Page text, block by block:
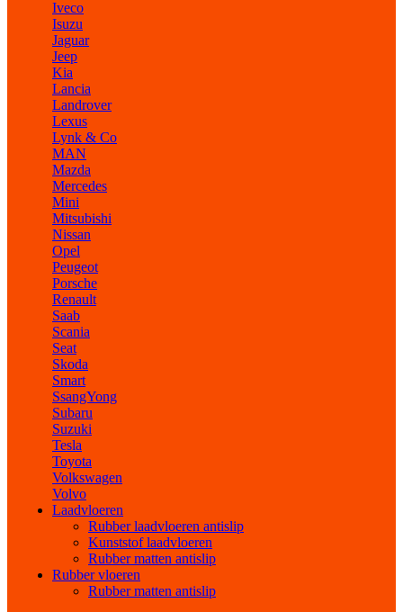
Iveco
Isuzu
Jaguar
Jeep
Kia
Lancia
Landrover
Lexus
Lynk & Co
MAN
Mazda
Mercedes
Mini
Mitsubishi
Nissan
Opel
Peugeot
Porsche
Renault
Saab
Scania
Seat
Skoda
Smart
SsangYong
Subaru
Suzuki
Tesla
Toyota
Volkswagen
Volvo
Laadvloeren
Rubber laadvloeren antislip
Kunststof laadvloeren
Rubber matten antislip
Rubber vloeren
Rubber matten antislip